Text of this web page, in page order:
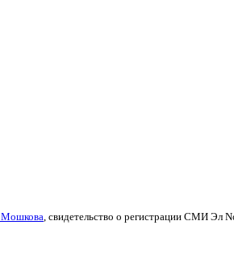
Мошкова, свидетельство о регистрации СМИ Эл